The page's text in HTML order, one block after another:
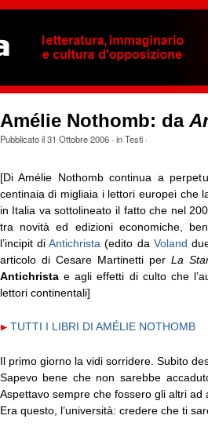
Amélie Nothomb: da
Pubblicato il31 Ottobre 2006· inTesti·
[Di Amélie Nothomb continua a
centinaia di migliaia i lettori europei che
in Italia va sottolineato il fatto che nel
tra novità ed edizioni economiche, ben
l’incipit diAntichrista(edito da Voland
articolo di Cesare Martinetti perLa
Antichrista e agli effetti di culto che
lettori continentali]
TUTTI I LIBRI DI AMÉLIE NOTHOMB
Il primo giorno la vidi sorridere. Subito
Sapevo bene che non sarebbe
Aspettavo sempre che fossero gli altri ad
Era questo, l’università: credere che ti